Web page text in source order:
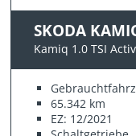
SKODA
Kamiq 1.0 TSI
65.342 km
EZ: 12/2021